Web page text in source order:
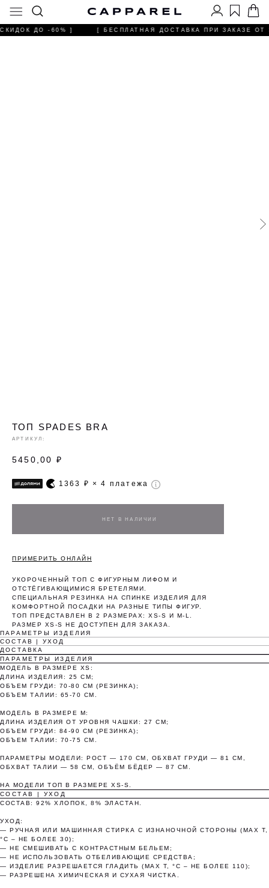
ДО -60% ] [ БЕСПЛАТНАЯ ДОСТАВКА ПРИ ЗАКАЗЕ ОТ
ТОП SPADES BRA
АРТИКУЛ:
5450,00 ₽
1363 ₽ × 4 платежа
ПРИМЕРИТЬ ОНЛАЙН
УКОРОЧЕННЫЙ ТОП С ФИГУРНЫМ ЛИФОМ И
ОТСТЁГИВАЮЩИМИСЯ БРЕТЕЛЯМИ.
СПЕЦИАЛЬНАЯ РЕЗИНКА НА СПИНКЕ ИЗДЕЛИЯ ДЛЯ
КОМФОРТНОЙ ПОСАДКИ НА РАЗНЫЕ ТИПЫ ФИГУР.
ТОП ПРЕДСТАВЛЕН В 2 РАЗМЕРАХ: XS-S И M-L.
РАЗМЕР XS-S НЕ ДОСТУПЕН ДЛЯ ЗАКАЗА.
ПАРАМЕТРЫ ИЗДЕЛИЯ
СОСТАВ | УХОД
ДОСТАВКА
ПАРАМЕТРЫ ИЗДЕЛИЯ
МОДЕЛЬ В РАЗМЕРЕ XS:
ДЛИНА ИЗДЕЛИЯ: 25 СМ;
ОБЪЕМ ГРУДИ: 70-80 СМ (РЕЗИНКА);
ОБЪЕМ ТАЛИИ: 65-70 СМ.
МОДЕЛЬ В РАЗМЕРЕ М:
ДЛИНА ИЗДЕЛИЯ ОТ УРОВНЯ ЧАШКИ: 27 СМ;
ОБЪЕМ ГРУДИ: 84-90 СМ (РЕЗИНКА);
ОБЪЕМ ТАЛИИ: 70-75 СМ.
ПАРАМЕТРЫ МОДЕЛИ: РОСТ — 170 СМ, ОБХВАТ ГРУДИ — 81 СМ,
ОБХВАТ ТАЛИИ — 58 СМ, ОБЪЁМ БЁДЕР — 87 СМ.
НА МОДЕЛИ ТОП В РАЗМЕРЕ XS-S.
СОСТАВ | УХОД
СОСТАВ: 92% ХЛОПОК, 8% ЭЛАСТАН.
УХОД:
— РУЧНАЯ ИЛИ МАШИННАЯ СТИРКА С ИЗНАНОЧНОЙ СТОРОНЫ (MAX T,
°C – НЕ БОЛЕЕ 30);
— НЕ СМЕШИВАТЬ С КОНТРАСТНЫМ БЕЛЬЕМ;
— НЕ ИСПОЛЬЗОВАТЬ ОТБЕЛИВАЮЩИЕ СРЕДСТВА;
— ИЗДЕЛИЕ РАЗРЕШАЕТСЯ ГЛАДИТЬ (MAX T, °C – НЕ БОЛЕЕ 110);
— РАЗРЕШЕНА ХИМИЧЕСКАЯ И СУХАЯ ЧИСТКА.
Оплата частями
картой любого банка, остальное — тремя
платежами раз в две недели.
Оплата
25%
Через 2
25%
Через 4
25% 25%
Без комиссий и переплат
Как обычная оплата картой